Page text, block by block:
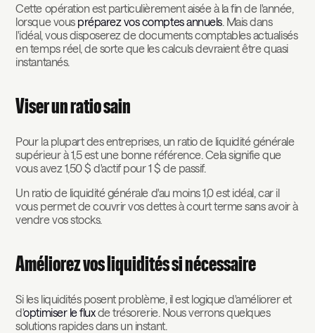
Cette opération est particulièrement aisée à la fin de l'année,
lorsque vous préparez vos comptes annuels. Mais dans
l'idéal, vous disposerez de documents comptables actualisés
en temps réel, de sorte que les calculs devraient être quasi
instantanés.
Viser un ratio sain
Pour la plupart des entreprises, un ratio de liquidité générale
supérieur à 1,5 est une bonne référence. Cela signifie que
vous avez 1,50 $ d'actif pour 1 $ de passif.
Un ratio de liquidité générale d'au moins 1,0 est idéal, car il
vous permet de couvrir vos dettes à court terme sans avoir à
vendre vos stocks.
Améliorez vos liquidités si nécessaire
Si les liquidités posent problème, il est logique d'améliorer et
d'optimiser le fluxde trésorerie. Nous verrons quelques
solutions rapides dans un instant.